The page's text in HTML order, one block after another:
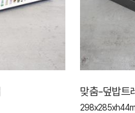
맞춤-덮밥트